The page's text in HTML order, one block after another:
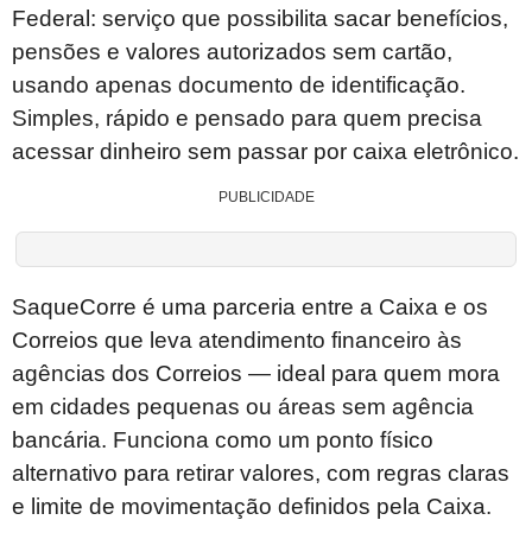
Federal: serviço que possibilita sacar benefícios,
pensões e valores autorizados sem cartão,
usando apenas documento de identificação.
Simples, rápido e pensado para quem precisa
acessar dinheiro sem passar por caixa eletrônico.
PUBLICIDADE
SaqueCorre é uma parceria entre a Caixa e os
Correios que leva atendimento financeiro às
agências dos Correios — ideal para quem mora
em cidades pequenas ou áreas sem agência
bancária. Funciona como um ponto físico
alternativo para retirar valores, com regras claras
e limite de movimentação definidos pela Caixa.